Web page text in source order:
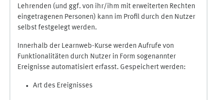
Lehrenden (und ggf. von ihr/ihm mit erweiterten Rechten
eingetragenen Personen) kann im Profil durch den Nutzer
selbst festgelegt werden.
Innerhalb der Learnweb-Kurse werden Aufrufe von
Funktionalitäten durch Nutzer in Form sogenannter
Ereignisse automatisiert erfasst. Gespeichert werden:
Art des Ereignisses